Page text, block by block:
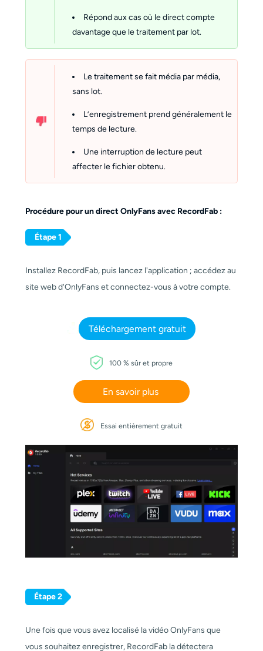
Répond aux cas où le direct compte
davantage que le traitement par lot.
Le traitement se fait média par média,
sans lot.
L’enregistrement prend généralement le
temps de lecture.
Une interruption de lecture peut
affecter le fichier obtenu.
Procédure pour un direct OnlyFans avec RecordFab :
Étape 1
Installez RecordFab, puis lancez l'application ; accédez au
site web d'OnlyFans et connectez-vous à votre compte.
Téléchargement gratuit
100 % sûr et propre
En savoir plus
Essai entièrement gratuit
Étape 2
Une fois que vous avez localisé la vidéo OnlyFans que
vous souhaitez enregistrer, RecordFab la détectera